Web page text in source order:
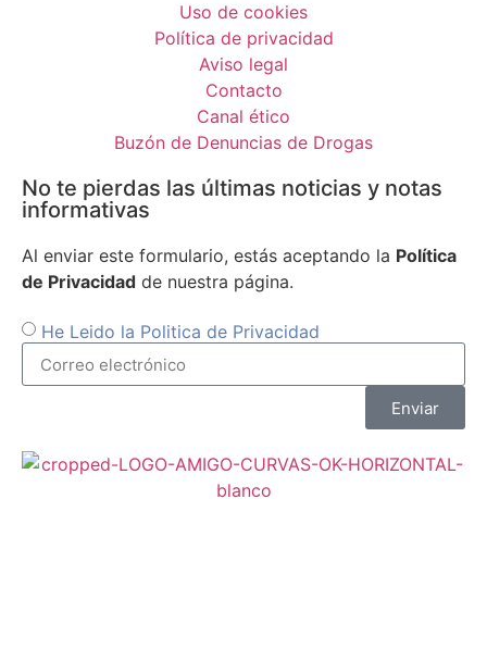
Uso de cookies
Política de privacidad
Aviso legal
Contacto
Canal ético
Buzón de Denuncias de Drogas
No te pierdas las últimas noticias y notas
informativas
Al enviar este formulario, estás aceptando la Política
de Privacidad de nuestra página.
He Leido la Politica de Privacidad
Enviar